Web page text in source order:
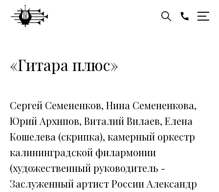
«Гитара плюс»
Сергей Семененков, Нина Семененкова,
Юрий Архипов, Виталий Вилаев, Елена
Кошелева (скрипка), камерный оркестр
калининградской филармонии
(художественный руководитель -
Заслуженный артист России Александр